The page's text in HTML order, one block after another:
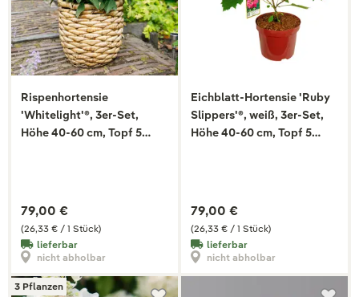
Rispenhortensie
'Whitelight'®, 3er-Set,
Höhe 40-60 cm, Topf 5
(26,33 € / 1 Stück)
79,00 €
lieferbar
nicht abholbar
Eichblatt-Hortensie 'Ruby
Slippers'®, weiß, 3er-Set,
Höhe 40-60 cm, Topf 5
(26,33 € / 1 Stück)
79,00 €
lieferbar
nicht abholbar
3 Pflanzen